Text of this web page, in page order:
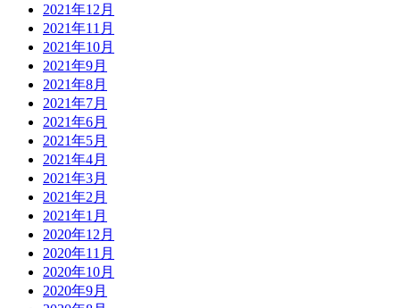
2021年12月
2021年11月
2021年10月
2021年9月
2021年8月
2021年7月
2021年6月
2021年5月
2021年4月
2021年3月
2021年2月
2021年1月
2020年12月
2020年11月
2020年10月
2020年9月